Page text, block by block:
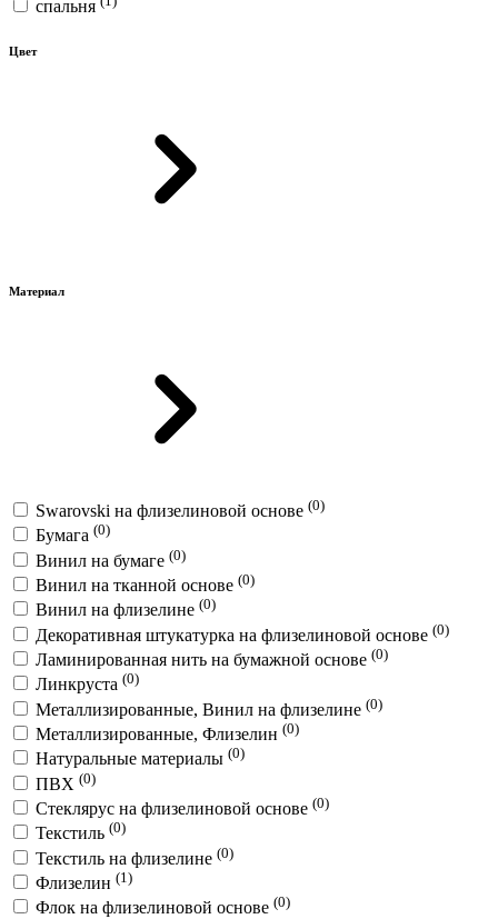
спальня
Цвет
Материал
Swarovski на флизелиновой основе (0)
Бумага (0)
Винил на бумаге (0)
Винил на тканной основе (0)
Винил на флизелине (0)
Декоративная штукатурка на флизелиновой основе (0)
Ламинированная нить на бумажной основе (0)
Линкруста (0)
Металлизированные, Винил на флизелине (0)
Металлизированные, Флизелин (0)
Натуральные материалы (0)
ПВХ (0)
Стеклярус на флизелиновой основе (0)
Текстиль (0)
Текстиль на флизелине (0)
Флизелин (1)
Флок на флизелиновой основе (0)